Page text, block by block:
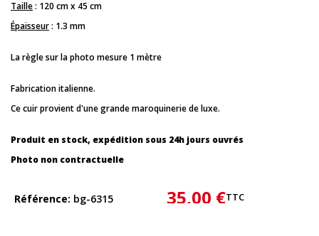
Taille: 120 cm x 45 cm
Épaisseur: 1.3 mm
La règle sur la photo mesure 1 mètre
Fabrication italienne.
Ce cuir provient d'une grande maroquinerie de luxe.
Produit en stock, expédition sous 24h jours ouvrés
Photo non contractuelle
Référence bg-6315 35,00 €TTC